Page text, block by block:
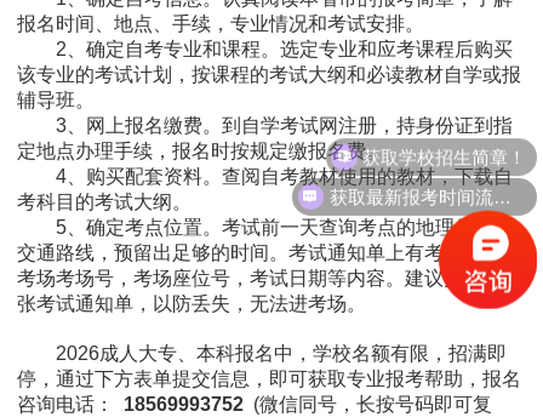
报名时间、地点、手续，专业情况和考试安排。
2、确定自考专业和课程。选定专业和应考课程后购买
该专业的考试计划，按课程的考试大纲和必读教材自学或报
辅导班。
3、网上报名缴费。到自学考试网注册，持身份证到指
定地点办理手续，报名时按规定缴报名费。
4、购买配套资料。查阅自考教材使用的教材，下载自
考科目的考试大纲。
5、确定考点位置。考试前一天查询考点的地理位置和
交通路线，预留出足够的时间。考试通知单上有考试地点，
考场考场号，考场座位号，考试日期等内容。建议多下载几
张考试通知单，以防丢失，无法进考场。
2026成人大专、本科报名中，学校名额有限，招满即
停，通过下方表单提交信息，即可获取专业报考帮助，报名
咨询电话： 18569993752 (微信同号，长按号码即可复
获取学校招生简章！
获取最新报考时间流程！